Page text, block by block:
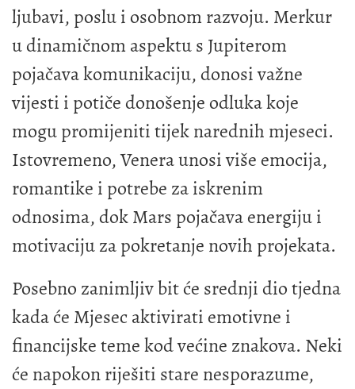
ljubavi, poslu i osobnom razvoju. Merkur
u dinamičnom aspektu s Jupiterom
pojačava komunikaciju, donosi važne
vijesti i potiče donošenje odluka koje
mogu promijeniti tijek narednih mjeseci.
Istovremeno, Venera unosi više emocija,
romantike i potrebe za iskrenim
odnosima, dok Mars pojačava energiju i
motivaciju za pokretanje novih projekata.
Posebno zanimljiv bit će srednji dio tjedna
kada će Mjesec aktivirati emotivne i
financijske teme kod većine znakova. Neki
će napokon riješiti stare nesporazume,